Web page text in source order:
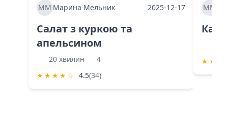
ММ Марина Мельник 2025-12-17
Салат з куркою та
апельсином
20 хвилин
4
★ ★ ★ ★ ☆ 4.5(34)
ММ
★ ★